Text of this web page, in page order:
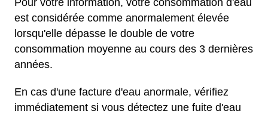
Pour votre information, votre consommation d'eau
est considérée comme anormalement élevée
lorsqu'elle dépasse le double de votre
consommation moyenne au cours des 3 dernières
années.
En cas d'une facture d'eau anormale, vérifiez
immédiatement si vous détectez une fuite d'eau